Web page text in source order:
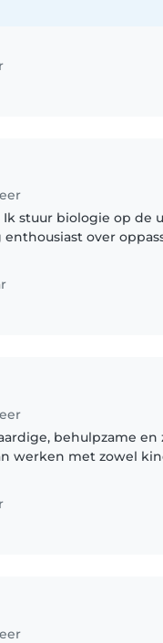
Ik stuur biologie op de
over
behulpzame en
werken met zowel
activiteiten,..